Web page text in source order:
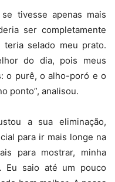
tivesse apenas mais
ser completamente
teria selado meu prato.
do dia, pois meus
o purê, o alho-poró e o
ponto”, analisou.
a sua eliminação,
para ir mais longe na
para mostrar, minha
Eu saio até um pouco